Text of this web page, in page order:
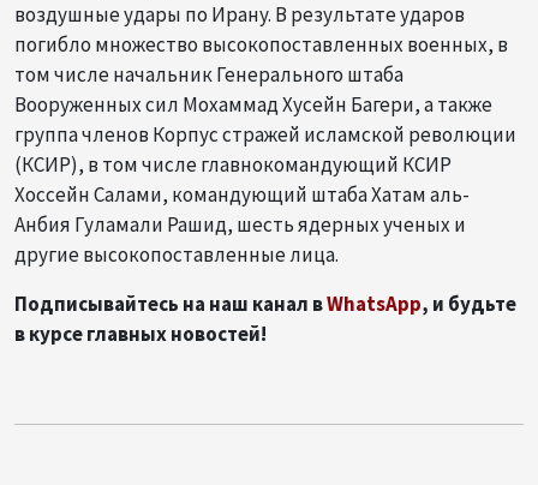
воздушные удары по Ирану. В результате ударов
погибло множество высокопоставленных военных, в
том числе начальник Генерального штаба
Вооруженных сил Мохаммад Хусейн Багери, а также
группа членов Корпус стражей исламской революции
(КСИР), в том числе главнокомандующий КСИР
Хоссейн Салами, командующий штаба Хатам аль-
Анбия Гуламали Рашид, шесть ядерных ученых и
другие высокопоставленные лица.
Подписывайтесь на наш канал вWhatsApp, и будьте
в курсе главных новостей!